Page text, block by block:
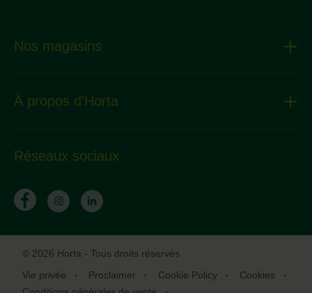
Nos magasins
À propos d'Horta
Réseaux sociaux
© 2026 Horta - Tous droits réservés
Vie privée
Proclaimer Cookie Policy
Cookies